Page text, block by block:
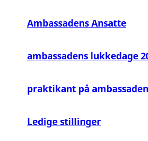
Ambassadens Ansatte
ambassadens lukkedage
praktikant på ambassaden
Ledige stillinger